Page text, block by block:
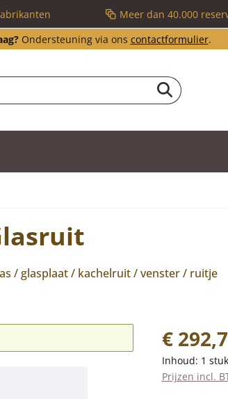
Meer dan 40.000
Ondersteuning via ons contactformulier.
/ glasplaat / kachelruit / venster / ruitje
Normale
€
Inhoud: 1
Prijzen incl.